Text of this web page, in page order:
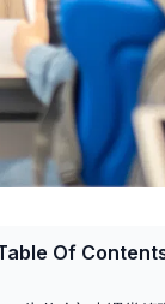
Of